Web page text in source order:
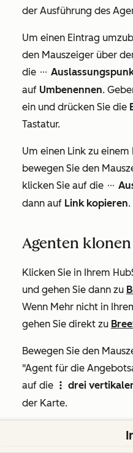
der Ausführung des
Um einen Eintrag
den Mauszeiger über
die ellipses
auf Umbenennen.
ein und drücken Sie die
Tastatur.
Um einen Link zu
bewegen Sie den
klicken Sie auf die ellipses
dann auf Link kopieren.
Agenten klonen
Klicken Sie in Ihrem
und gehen Sie dann zu
Wenn Mehr nicht in
gehen Sie direkt zu
Bewegen Sie den
"Agent für die
auf die
verticalMenu drei
der Karte.
.